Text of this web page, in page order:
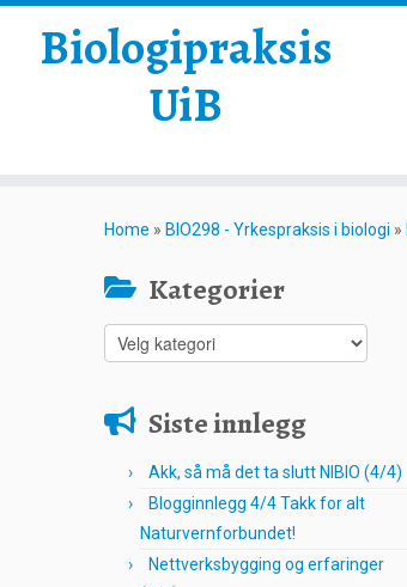
Biologipraksis
UiB
Home » BIO298 - Yrkespraksis i biologi »
Kategorier
Kategorier
Siste innlegg
Akk, så må det ta slutt NIBIO (4/4)
Blogginnlegg 4/4 Takk for alt
Naturvernforbundet!
Nettverksbygging og erfaringer